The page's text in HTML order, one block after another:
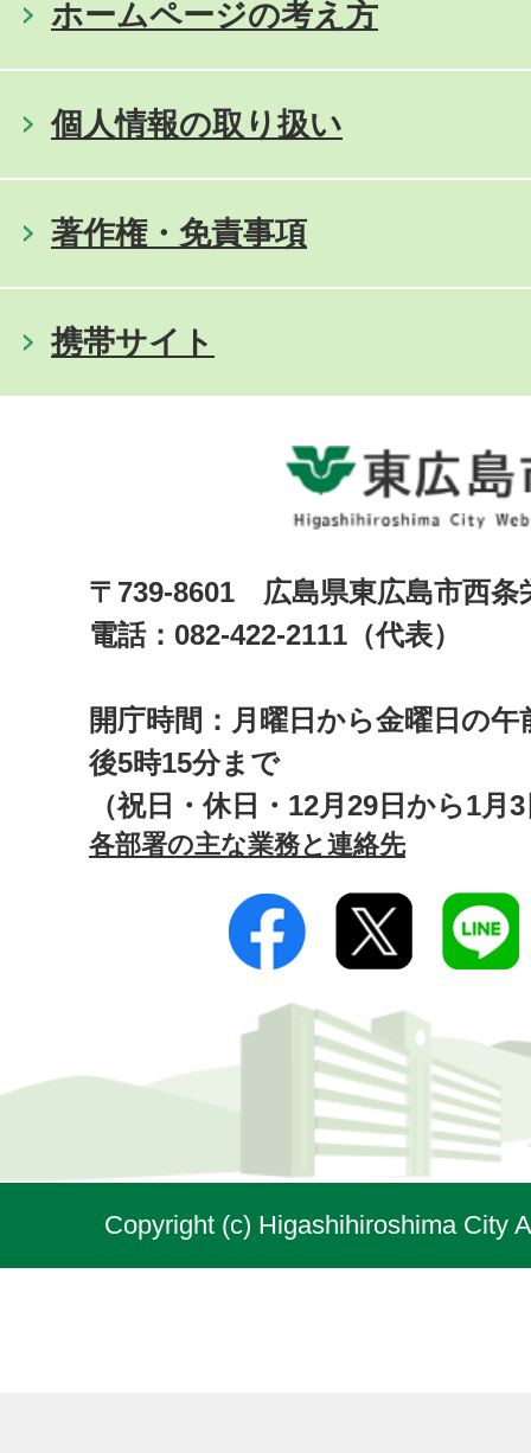
ホームページの考え方
個人情報の取り扱い
著作権・免責事項
携帯サイト
〒739-8601 広島県東広島市西
電話：082-422-2111（代表）
開庁時間：月曜日から金曜日の午
後5時15分まで
（祝日・休日・12月29日から1月
各部署の主な業務と連絡先
Copyright (c) Higashihiroshima City